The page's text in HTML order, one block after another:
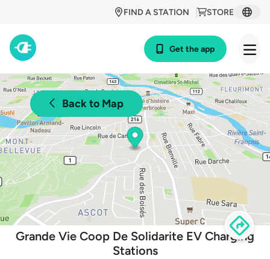
STORE
FIND A STATION
Get the app
Back to Map
Grande Vie Coop De Solidarite EV Charging
Stations